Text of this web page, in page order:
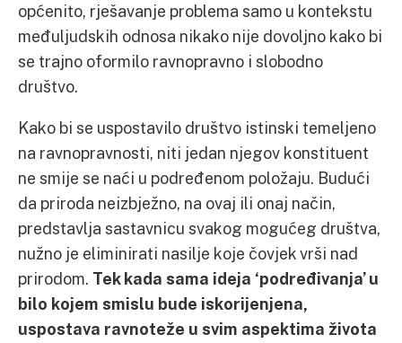
općenito, rješavanje problema samo u kontekstu
međuljudskih odnosa nikako nije dovoljno kako bi
se trajno oformilo ravnopravno i slobodno
društvo.
Kako bi se uspostavilo društvo istinski temeljeno
na ravnopravnosti, niti jedan njegov konstituent
ne smije se naći u podređenom položaju. Budući
da priroda neizbježno, na ovaj ili onaj način,
predstavlja sastavnicu svakog mogućeg društva,
nužno je eliminirati nasilje koje čovjek vrši nad
prirodom. Tek kada sama ideja ‘podređivanja’ u
bilo kojem smislu bude iskorijenjena,
uspostava ravnoteže u svim aspektima života